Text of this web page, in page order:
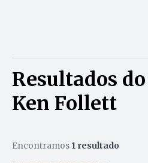
Resultados
Ken Follett
Encontramos 1 resultado